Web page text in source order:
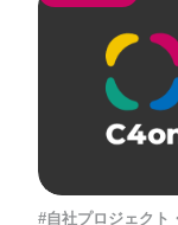
#自社プロジェクト